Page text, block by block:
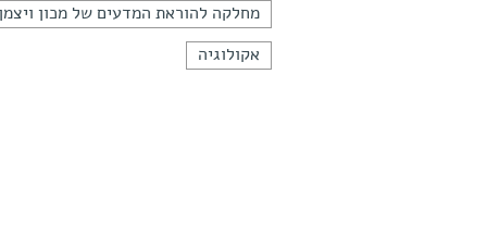
מחלקה להוראת המדעים של מכון
אקולוגיה